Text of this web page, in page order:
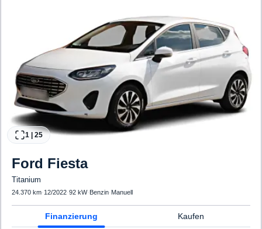
1 25
Ford Fiesta
Titanium
24.370 km· 12/2022·92 kW· Benzin· Manuell
Finanzierung Kaufen